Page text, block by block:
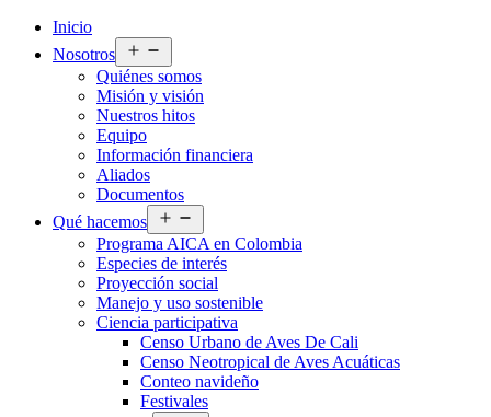
Inicio
Nosotros
el
menú
Quiénes somos
Misión y visión
Nuestros hitos
Equipo
Información financiera
Aliados
Documentos
Qué hacemos
el
menú
Programa AICA en Colombia
Especies de interés
Proyección social
Manejo y uso sostenible
Ciencia participativa
Censo Urbano de Aves De Cali
Censo Neotropical de Aves Acuáticas
Conteo navideño
Festivales